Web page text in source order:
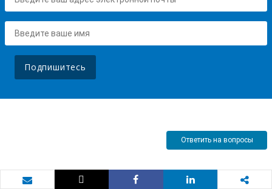
Подпишитесь
Ответить на вопросы